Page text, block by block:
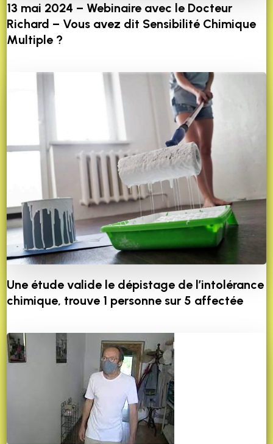
13 mai 2024 – Webinaire avec le Docteur
Richard – Vous avez dit Sensibilité Chimique
Multiple ?
Une étude valide le dépistage de l’intolérance
chimique, trouve 1 personne sur 5 affectée